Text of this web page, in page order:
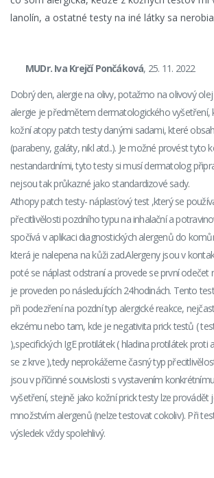
lanolín, a ostatné testy na iné látky sa
MUDr. Iva Krejčí Pončáková, 25. 11. 2022
Dobrý den, alergie na olivy, potažmo na olivový
alergie je předmětem dermatologického vyšetření,
kožní atopy patch testy danými sadami, které
(parabeny, galáty, nikl atd..). Je možné provést tyto
nestandardními, tyto testy si musí dermatolog
nejsou tak průkazné jako standardizové sady.
Athopy patch testy- náplasťový test ,který se
přecitlivělosti pozdního typu na inhalační a
spočívá v aplikaci diagnostických alergenů do
která je nalepena na kůži zad.Alergeny jsou v
poté se náplast odstraní a provede se první odečet
je proveden po následujících 24hodinách. Tento
při podezření na pozdní typ alergické reakce,
ekzému nebo tam, kde je negativita prick testů (
),specifických IgE protilátek ( hladina protilátek
se z krve ),tedy neprokážeme časný typ
jsou v příčinné souvislosti s vystavením
vyšetření, stejně jako kožní prick testy lze provádět
množstvím alergenů (nelze testovat cokoliv). Při
výsledek vždy spolehlivý.